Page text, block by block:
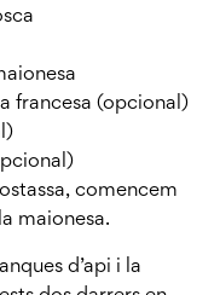
francesa (opcional)
comencem
maionesa.
d’api i la